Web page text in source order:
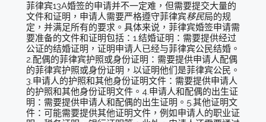
菲律宾13A婚签的申请并不一定难，但需要提交大量的
文件和证明，申请人需要严格遵守菲律宾移民局的规
定，并满足所有的要求。具体来说，菲律宾婚签申请需
要准备的文件和证明包括：1.结婚证明：需要提供经过
公证的结婚证明，证明申请人已经与菲律宾公民结婚。
2.配偶的菲律宾护照或身份证明：需要提供申请人配偶
的菲律宾护照或身份证明，以证明他们是菲律宾公民。
3.申请人的护照和其他身份证明文件：需要提供申请人
的护照和其他身份证明文件。4.申请人和配偶的出生证
明：需要提供申请人和配偶的出生证明。5.其他证明文
件：可能需要提供其他证明文件，例如申请人的职业证